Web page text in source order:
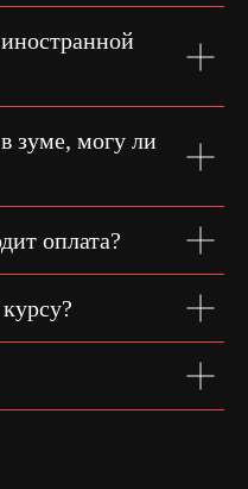
зуме, могу ли
оплата?